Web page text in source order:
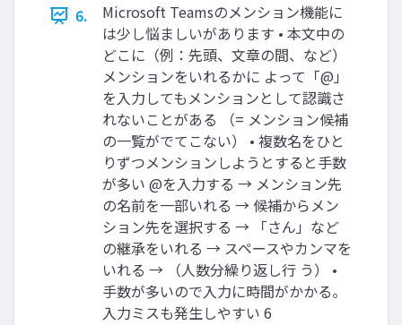
6.
Microsoft Teamsのメンション機能に
は少し悩ましいがあります • 本文中の
どこに（例：先頭、文章の間、など）
メンションをいれるかに よって「@」
を入力してもメンションとして認識さ
れないことがある （= メンション候補
の一覧がでてこない） • 複数名をひと
りずつメンションしようとすると手数
が多い @を入力する → メンション先
の名前を一部いれる → 候補からメン
ション先を選択する → 「さん」など
の継承をいれる → スペースやカンマを
いれる → （人数分繰り返し行 う） •
手数が多いので入力に時間がかかる。
入力ミスも発生しやすい 6